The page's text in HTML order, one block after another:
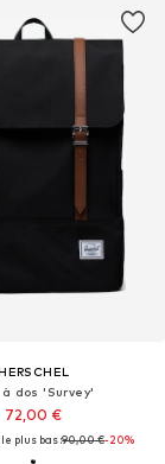
à dos 'Survey'
72,00 €
plus bas :90,00 €-20%